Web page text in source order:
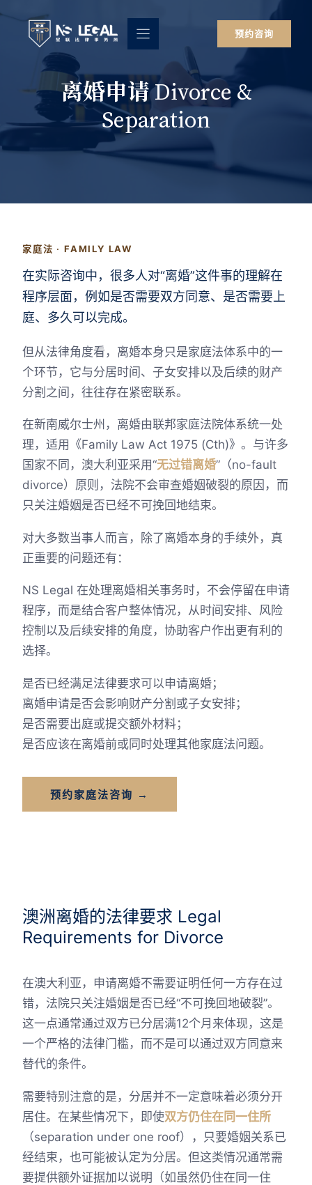
预约咨询
离婚申请 Divorce &
Separation
家庭法 · FAMILY LAW
在实际咨询中，很多人对“离婚”这件事的理解在
程序层面，例如是否需要双方同意、是否需要上
庭、多久可以完成。
但从法律角度看，离婚本身只是家庭法体系中的一
个环节，它与分居时间、子女安排以及后续的财产
分割之间，往往存在紧密联系。
在新南威尔士州，离婚由联邦家庭法院体系统一处
理，适用《Family Law Act 1975 (Cth)》。与许多
国家不同，澳大利亚采用“无过错离婚”（no-fault
divorce）原则，法院不会审查婚姻破裂的原因，而
只关注婚姻是否已经不可挽回地结束。
对大多数当事人而言，除了离婚本身的手续外，真
正重要的问题还有：
NS Legal 在处理离婚相关事务时，不会停留在申请
程序，而是结合客户整体情况，从时间安排、风险
控制以及后续安排的角度，协助客户作出更有利的
选择。
是否已经满足法律要求可以申请离婚；
离婚申请是否会影响财产分割或子女安排；
是否需要出庭或提交额外材料；
是否应该在离婚前或同时处理其他家庭法问题。
预约家庭法咨询 →
澳洲离婚的法律要求 Legal
Requirements for Divorce
在澳大利亚，申请离婚不需要证明任何一方存在过
错，法院只关注婚姻是否已经“不可挽回地破裂”。
这一点通常通过双方已分居满12个月来体现，这是
一个严格的法律门槛，而不是可以通过双方同意来
替代的条件。
需要特别注意的是，分居并不一定意味着必须分开
居住。在某些情况下，即使双方仍住在同一住所
（separation under one roof），只要婚姻关系已
经结束，也可能被认定为分居。但这类情况通常需
要提供额外证据加以说明（如虽然仍住在同一住